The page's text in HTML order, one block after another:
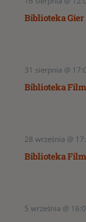
Biblioteka Gier
31 sierpnia @
Biblioteka
28 września @
Biblioteka
5 września @